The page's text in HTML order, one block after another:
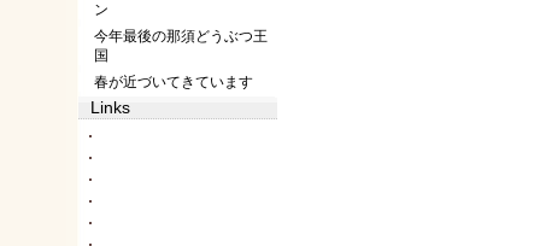
ン
今年最後の那須どうぶつ王
国
春が近づいてきています
Links